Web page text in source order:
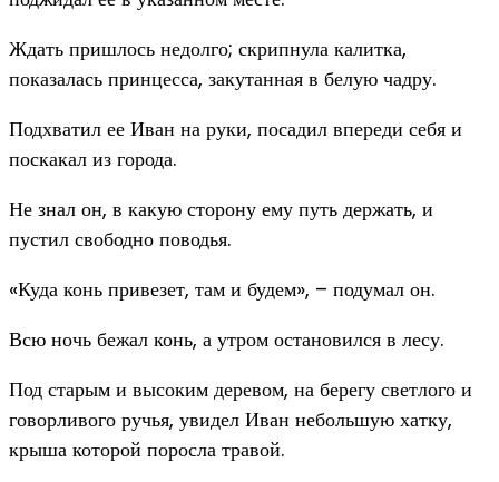
Ждать пришлось недолго; скрипнула калитка,
показалась принцесса, закутанная в белую чадру.
Подхватил ее Иван на руки, посадил впереди себя и
поскакал из города.
Не знал он, в какую сторону ему путь держать, и
пустил свободно поводья.
«Куда конь привезет, там и будем», – подумал он.
Всю ночь бежал конь, а утром остановился в лесу.
Под старым и высоким деревом, на берегу светлого и
говорливого ручья, увидел Иван небольшую хатку,
крыша которой поросла травой.